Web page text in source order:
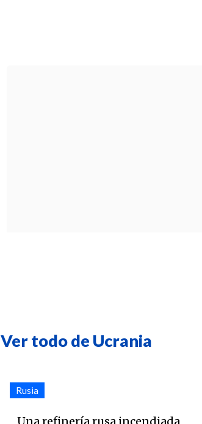
Ver todo de Ucrania
Rusia